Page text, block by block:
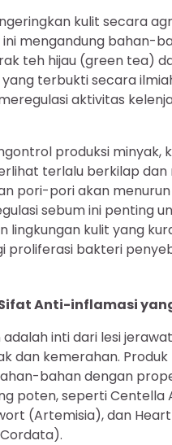
kulit secara
ini mengandung bahan-
teh hijau (green tea)
terbukti secara
aktivitas
produksi minyak,
terlalu berkilap dan
pori-pori akan
sebum ini penting
lingkungan kulit yang
proliferasi bakteri
Anti-inflamasi
inti dari lesi
dan kemerahan. Produk
bahan dengan
poten, seperti Centella
(Artemisia), dan